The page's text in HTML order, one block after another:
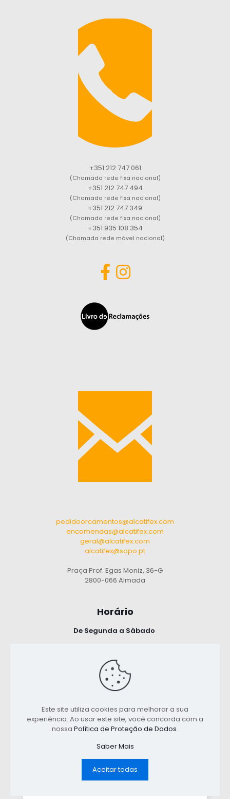
+351 212 747 061
(Chamada rede fixa nacional)
+351 212 747 494
(Chamada rede fixa nacional)
+351 212 747 349
(Chamada rede fixa nacional)
+351 935 108 354
(Chamada rede móvel nacional)
pedidoorcamentos@alcatifex.com
encomendas@alcatifex.com
geral@alcatifex.com
alcatifex@sapo.pt
Praça Prof. Egas Moniz, 36-G
2800-066 Almada
Horário
De Segunda a Sábado
14:30 - 18:00
Política de Privacidade
Termos e Condições
Este site utiliza cookies para melhorar a sua
experiência. Ao usar este site, você concorda com a
nossa Política de Proteção de Dados.
Saber Mais
Aceitar todas